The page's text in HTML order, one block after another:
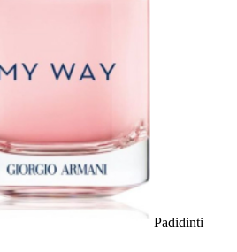
Padidinti